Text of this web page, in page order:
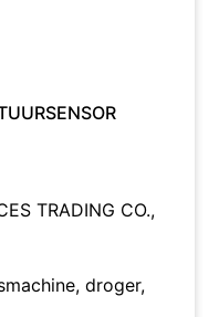
TRADING CO.,
droger,